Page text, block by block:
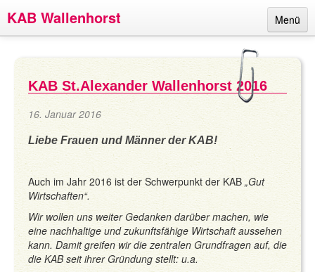
KAB Wallenhorst
Menü
Termine
Berichte
Ansprechpartner
Über uns
Impressum
KAB St.Alexander Wallenhorst 2016
16. Januar 2016
Liebe Frauen und Männer der KAB!
Auch im Jahr 2016 ist der Schwerpunkt der KAB „Gut
Wirtschaften“.
Wir wollen uns weiter Gedanken darüber machen, wie
eine nachhaltige und zukunftsfähige Wirtschaft aussehen
kann. Damit greifen wir die zentralen Grundfragen auf, die
die KAB seit ihrer Gründung stellt: u.a.